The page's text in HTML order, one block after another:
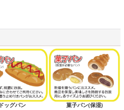
ドッグパン 菓子パン(保湿)